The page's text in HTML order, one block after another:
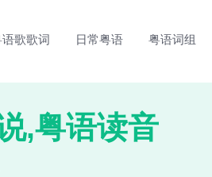
语歌歌词 日常粤语 粤语词组
,粤语读音